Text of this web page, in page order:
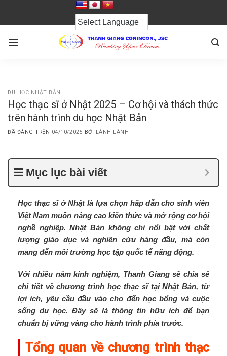
dung
DU HỌC NHẬT BẢN
Học thạc sĩ ở Nhật 2025 – Cơ hội và thách thức
trên hành trình du học Nhật Bản
ĐÃ ĐĂNG TRÊN 04/10/2025 BỞI LÀNH LÀNH
Mục lục bài viết
Học thạc sĩ ở Nhật là lựa chọn hấp dẫn cho sinh viên
Việt Nam muốn nâng cao kiến thức và mở rộng cơ hội
nghề nghiệp. Nhật Bản không chỉ nổi bật với chất
lượng giáo dục và nghiên cứu hàng đầu, mà còn
mang đến môi trường học tập quốc tế năng động.
Với nhiều năm kinh nghiệm, Thanh Giang sẽ chia sẻ
chi tiết về chương trình học thạc sĩ tại Nhật Bản, từ
lợi ích, yêu cầu đầu vào cho đến học bổng và cuộc
sống du học. Đây sẽ là thông tin hữu ích để bạn
chuẩn bị vững vàng cho hành trình phía trước.
Tổng quan về chương trình thạc